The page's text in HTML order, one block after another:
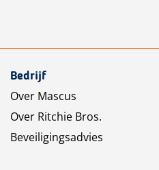
Bedrijf
Over Mascus
Over Ritchie Bros.
Beveiligingsadvies